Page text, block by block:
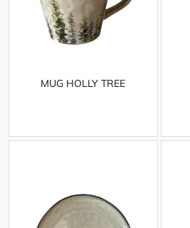
MUG HOLLY TREE